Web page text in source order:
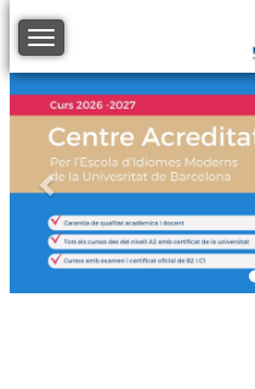
Toggle navigation
Anterior